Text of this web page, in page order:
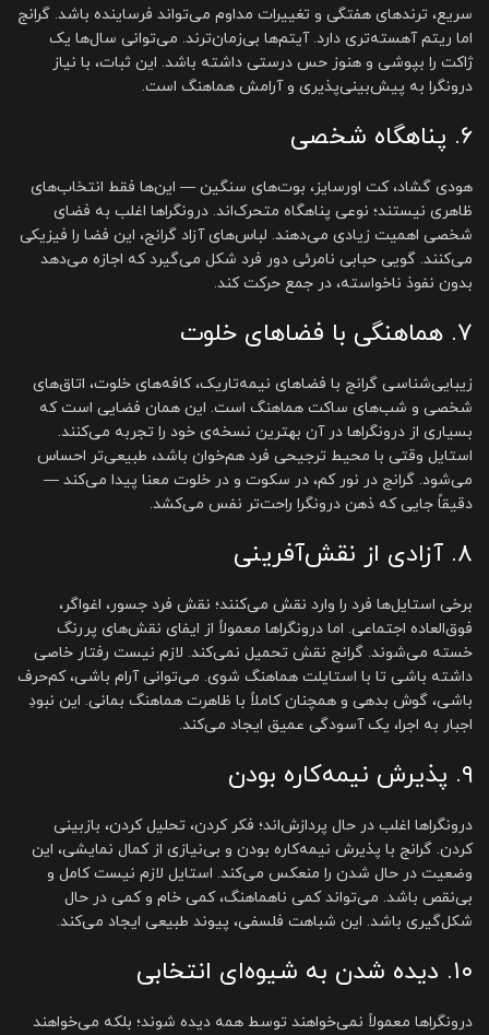
سریع، ترندهای هفتگی و تغییرات مداوم می‌تواند فرساینده باشد. گرانج
اما ریتم آهسته‌تری دارد. آیتم‌ها بی‌زمان‌ترند. می‌توانی سال‌ها یک
ژاکت را بپوشی و هنوز حس درستی داشته باشد. این ثبات، با نیاز
درونگرا به پیش‌بینی‌پذیری و آرامش هماهنگ است.
۶. پناهگاه شخصی
هودی گشاد، کت اورسایز، بوت‌های سنگین — این‌ها فقط انتخاب‌های
ظاهری نیستند؛ نوعی پناهگاه متحرک‌اند. درونگراها اغلب به فضای
شخصی اهمیت زیادی می‌دهند. لباس‌های آزاد گرانج، این فضا را فیزیکی
می‌کنند. گویی حبابی نامرئی دور فرد شکل می‌گیرد که اجازه می‌دهد
بدون نفوذ ناخواسته، در جمع حرکت کند.
۷. هماهنگی با فضاهای خلوت
زیبایی‌شناسی گرانج با فضاهای نیمه‌تاریک، کافه‌های خلوت، اتاق‌های
شخصی و شب‌های ساکت هماهنگ است. این همان فضایی است که
بسیاری از درونگراها در آن بهترین نسخه‌ی خود را تجربه می‌کنند.
استایل وقتی با محیط ترجیحی فرد هم‌خوان باشد، طبیعی‌تر احساس
می‌شود. گرانج در نور کم، در سکوت و در خلوت معنا پیدا می‌کند —
دقیقاً جایی که ذهن درونگرا راحت‌تر نفس می‌کشد.
۸. آزادی از نقش‌آفرینی
برخی استایل‌ها فرد را وارد نقش می‌کنند؛ نقش فرد جسور، اغواگر،
فوق‌العاده اجتماعی. اما درونگراها معمولاً از ایفای نقش‌های پررنگ
خسته می‌شوند. گرانج نقش تحمیل نمی‌کند. لازم نیست رفتار خاصی
داشته باشی تا با استایلت هماهنگ شوی. می‌توانی آرام باشی، کم‌حرف
باشی، گوش بدهی و همچنان کاملاً با ظاهرت هماهنگ بمانی. این نبودِ
اجبار به اجرا، یک آسودگی عمیق ایجاد می‌کند.
۹. پذیرش نیمه‌کاره بودن
درونگراها اغلب در حال پردازش‌اند؛ فکر کردن، تحلیل کردن، بازبینی
کردن. گرانج با پذیرش نیمه‌کاره بودن و بی‌نیازی از کمال نمایشی، این
وضعیت در حال شدن را منعکس می‌کند. استایل لازم نیست کامل و
بی‌نقص باشد. می‌تواند کمی ناهماهنگ، کمی خام و کمی در حال
شکل‌گیری باشد. این شباهت فلسفی، پیوند طبیعی ایجاد می‌کند.
۱۰. دیده شدن به شیوه‌ای انتخابی
درونگراها معمولاً نمی‌خواهند توسط همه دیده شوند؛ بلکه می‌خواهند